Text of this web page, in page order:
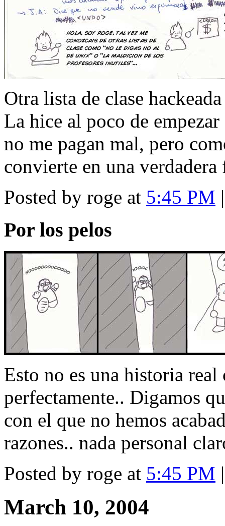
Otra lista de clase
La hice al poco de
no me pagan mal, pero
convierte en una
Posted by roge at 5:45 PM
Por los pelos
Esto no es una historia
perfectamente.. Digamos
con el que no hemos
razones.. nada personal
Posted by roge at 5:45 PM
March 10, 2004